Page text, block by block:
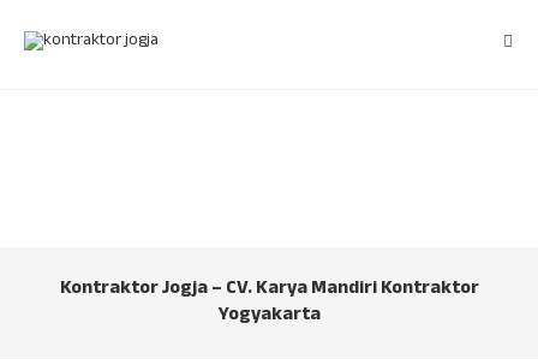
content
Kontraktor Jogja – CV. Karya Mandiri Kontraktor
Yogyakarta